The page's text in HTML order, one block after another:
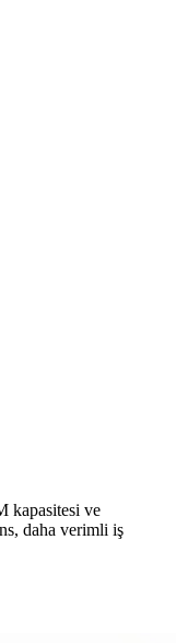
kapasitesi ve
daha verimli iş